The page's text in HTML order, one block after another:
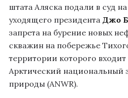
штата Аляска подали в суд
уходящего президента Джо
запрета на бурение новых
скважин на побережье
территории которого
Арктический национальный
природы (ANWR).